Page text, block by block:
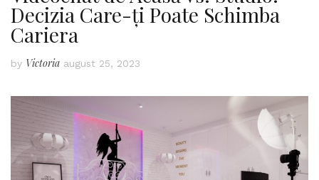
Decizia Care-ți Poate Schimba
Cariera
by Victoria august 25, 2023